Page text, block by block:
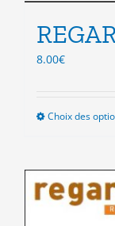
8.00€
Choix des